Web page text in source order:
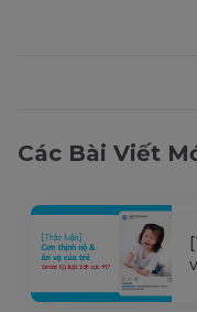
Các Bài Viết